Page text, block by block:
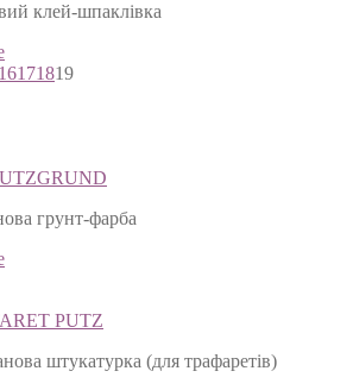
клей-шпаклівка
16171819
грунт-фарба
PUTZ
штукатурка (для трафаретів)